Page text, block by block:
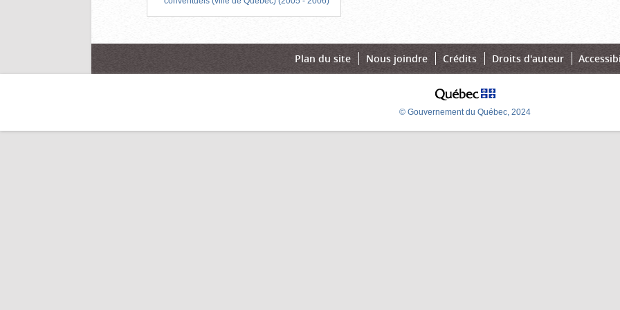
Plan du site Nous joindre Crédits Droits d'auteur
© Gouvernement du Québec, 2024